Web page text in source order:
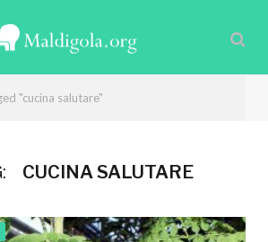
"cucina salutare"
CUCINA SALUTARE